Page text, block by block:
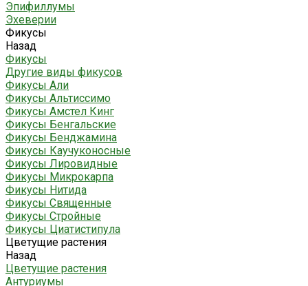
Эпифиллумы
Эхеверии
Фикусы
Назад
Фикусы
Другие виды фикусов
Фикусы Али
Фикусы Альтиссимо
Фикусы Амстел Кинг
Фикусы Бенгальские
Фикусы Бенджамина
Фикусы Каучуконосные
Фикусы Лировидные
Фикусы Микрокарпа
Фикусы Нитида
Фикусы Священные
Фикусы Стройные
Фикусы Циатистипула
Цветущие растения
Назад
Цветущие растения
Антуриумы